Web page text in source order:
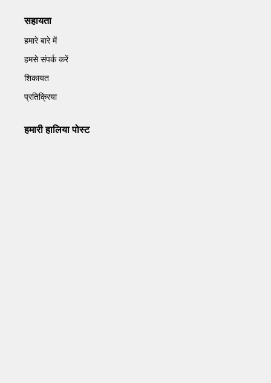
सहायता
हमारे बारे में
हमसे संपर्क करें
शिकायत
प्रतिक्रिया
हमारी हालिया पोस्ट